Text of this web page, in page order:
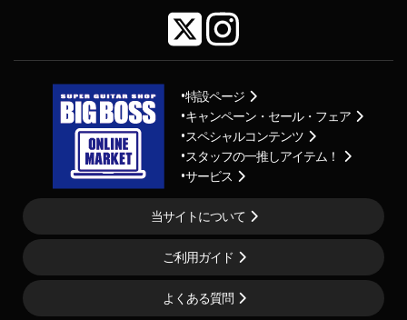
特設ページ
キャンペーン・セール・フェア
スペシャルコンテンツ
スタッフの一推しアイテム！
サービス
当サイトについて
ご利用ガイド
よくある質問